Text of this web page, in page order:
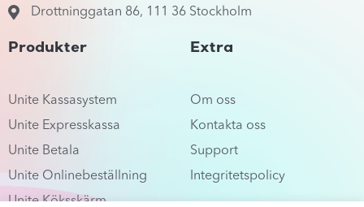
Drottninggatan 86, 111 36 Stockholm
Produkter
Unite Kassasystem
Unite Expresskassa
Unite Betala
Unite Onlinebeställning
Unite Köksskärm
Extra
Om oss
Kontakta oss
Support
Integritetspolicy